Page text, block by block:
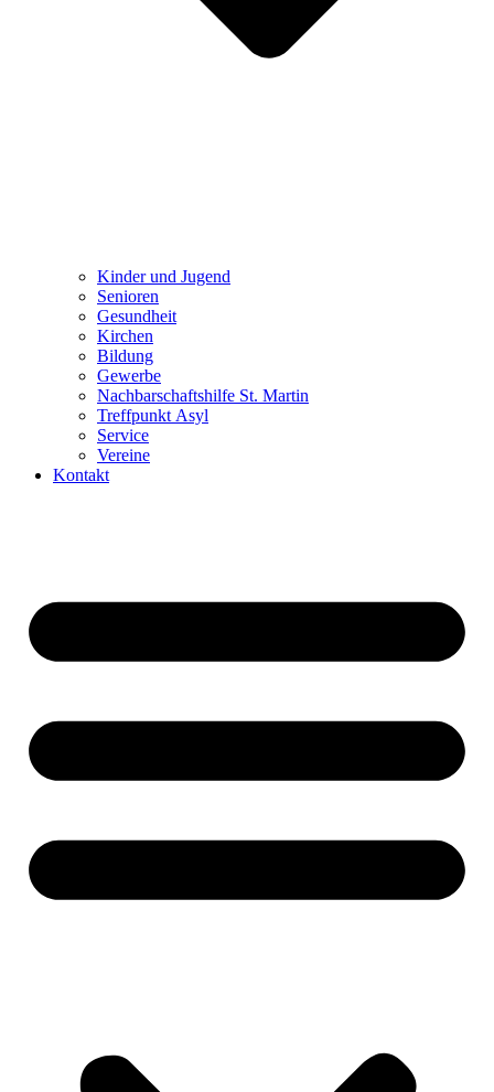
Kinder und Jugend
Senioren
Gesundheit
Kirchen
Bildung
Gewerbe
Nachbarschaftshilfe St. Martin
Treffpunkt Asyl
Service
Vereine
Kontakt